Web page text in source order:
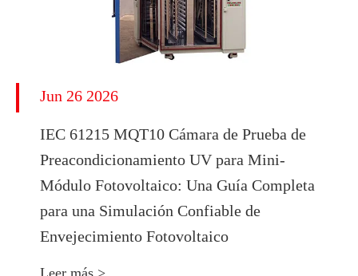
Jun 26 2026
IEC 61215 MQT10 Cámara de Prueba de
Preacondicionamiento UV para Mini-
Módulo Fotovoltaico: Una Guía Completa
para una Simulación Confiable de
Envejecimiento Fotovoltaico